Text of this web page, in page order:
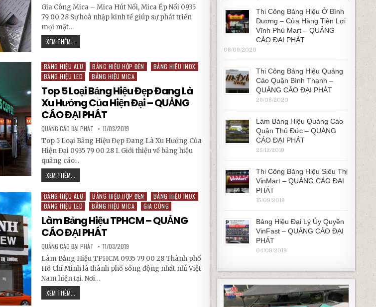
Gia Công Mica – Mica Hút Nổi, Mica Ép Nổi 0935
79 00 28 Sự hoà nhập kinh tế giúp sự phát triển
mọi mặt…
XEM THÊM...
Posted in
BẢNG HIỆU ALU BẢNG HIỆU HỘP ĐÈN
BẢNG HIỆU INOX
BẢNG HIỆU LED
BẢNG HIỆU MICA
Top 5 Loại Bảng Hiệu Đẹp Đang Là
Xu Hướng Của Hiện Đại – QUẢNG
CÁO ĐẠI PHÁT
AUTHOR:
QUẢNG CÁO ĐẠI PHÁT PUBLISHED DATE:
11/03/2019
Top 5 Loại Bảng Hiệu Đẹp Đang Là Xu Hướng Của
Hiện Đại 0935 79 00 28 I. Giới thiệu về bảng hiệu
quảng cáo…
XEM THÊM...
TOP 5 LOẠI BẢNG HIỆU ĐẸP ĐANG LÀ XU HƯỚNG CỦA HIỆN ĐẠI – QUẢNG CÁO ĐẠI PHÁT
Posted in
BẢNG HIỆU ALU BẢNG HIỆU HỘP ĐÈN
BẢNG HIỆU INOX
BẢNG HIỆU LED
BẢNG HIỆU MICA GIA CÔNG
Làm Bảng Hiệu TPHCM – QUẢNG
CÁO ĐẠI PHÁT
AUTHOR:
QUẢNG CÁO ĐẠI PHÁT PUBLISHED DATE:
11/03/2019
Làm Bảng Hiệu TPHCM 0935 79 00 28 Thành phố
Hồ Chí Minh là thành phố sống động nhất nhì Việt
Nam hiện tại. Nơi…
XEM THÊM...
Thi Công Bảng Hiệu Ở Bình
Dương – Cửa Hàng Tiện Lợi
Vĩnh Phú Mart – QUẢNG
CÁO ĐẠI PHÁT
08/09/2020
Thi Công Bảng Hiệu Quảng
Cáo Quận Bình Thạnh –
QUẢNG CÁO ĐẠI PHÁT
29/08/2020
Làm Bảng Hiệu Quảng Cáo
Quận Thủ Đức – QUẢNG
CÁO ĐẠI PHÁT
25/12/2019
Thi Công Bảng Hiệu Siêu Thị
VinMart – QUẢNG CÁO ĐẠI
PHÁT
15/09/2019
Bảng Hiệu Đại Lý Ủy Quyền
VinFast – QUẢNG CÁO ĐẠI
PHÁT
04/09/2019